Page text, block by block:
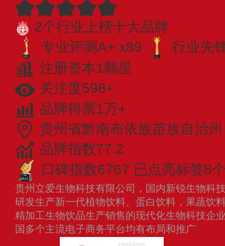
2个行业上榜十大品牌
专业评测A+ x89
行业先
注册资本1颗星
关注度598+
品牌得票1万+
贵州省黔南布依族苗族自治州
品牌指数77.2
口碑指数6767 已点亮标签8
贵州立爱生物科技有限公司，国内新锐生物科
研发生产新一代植物饮料、蛋白饮料，果蔬饮
精加工生物饮品生产销售的现代化生物科技企
国多个主流电子商务平台均有布局和推广